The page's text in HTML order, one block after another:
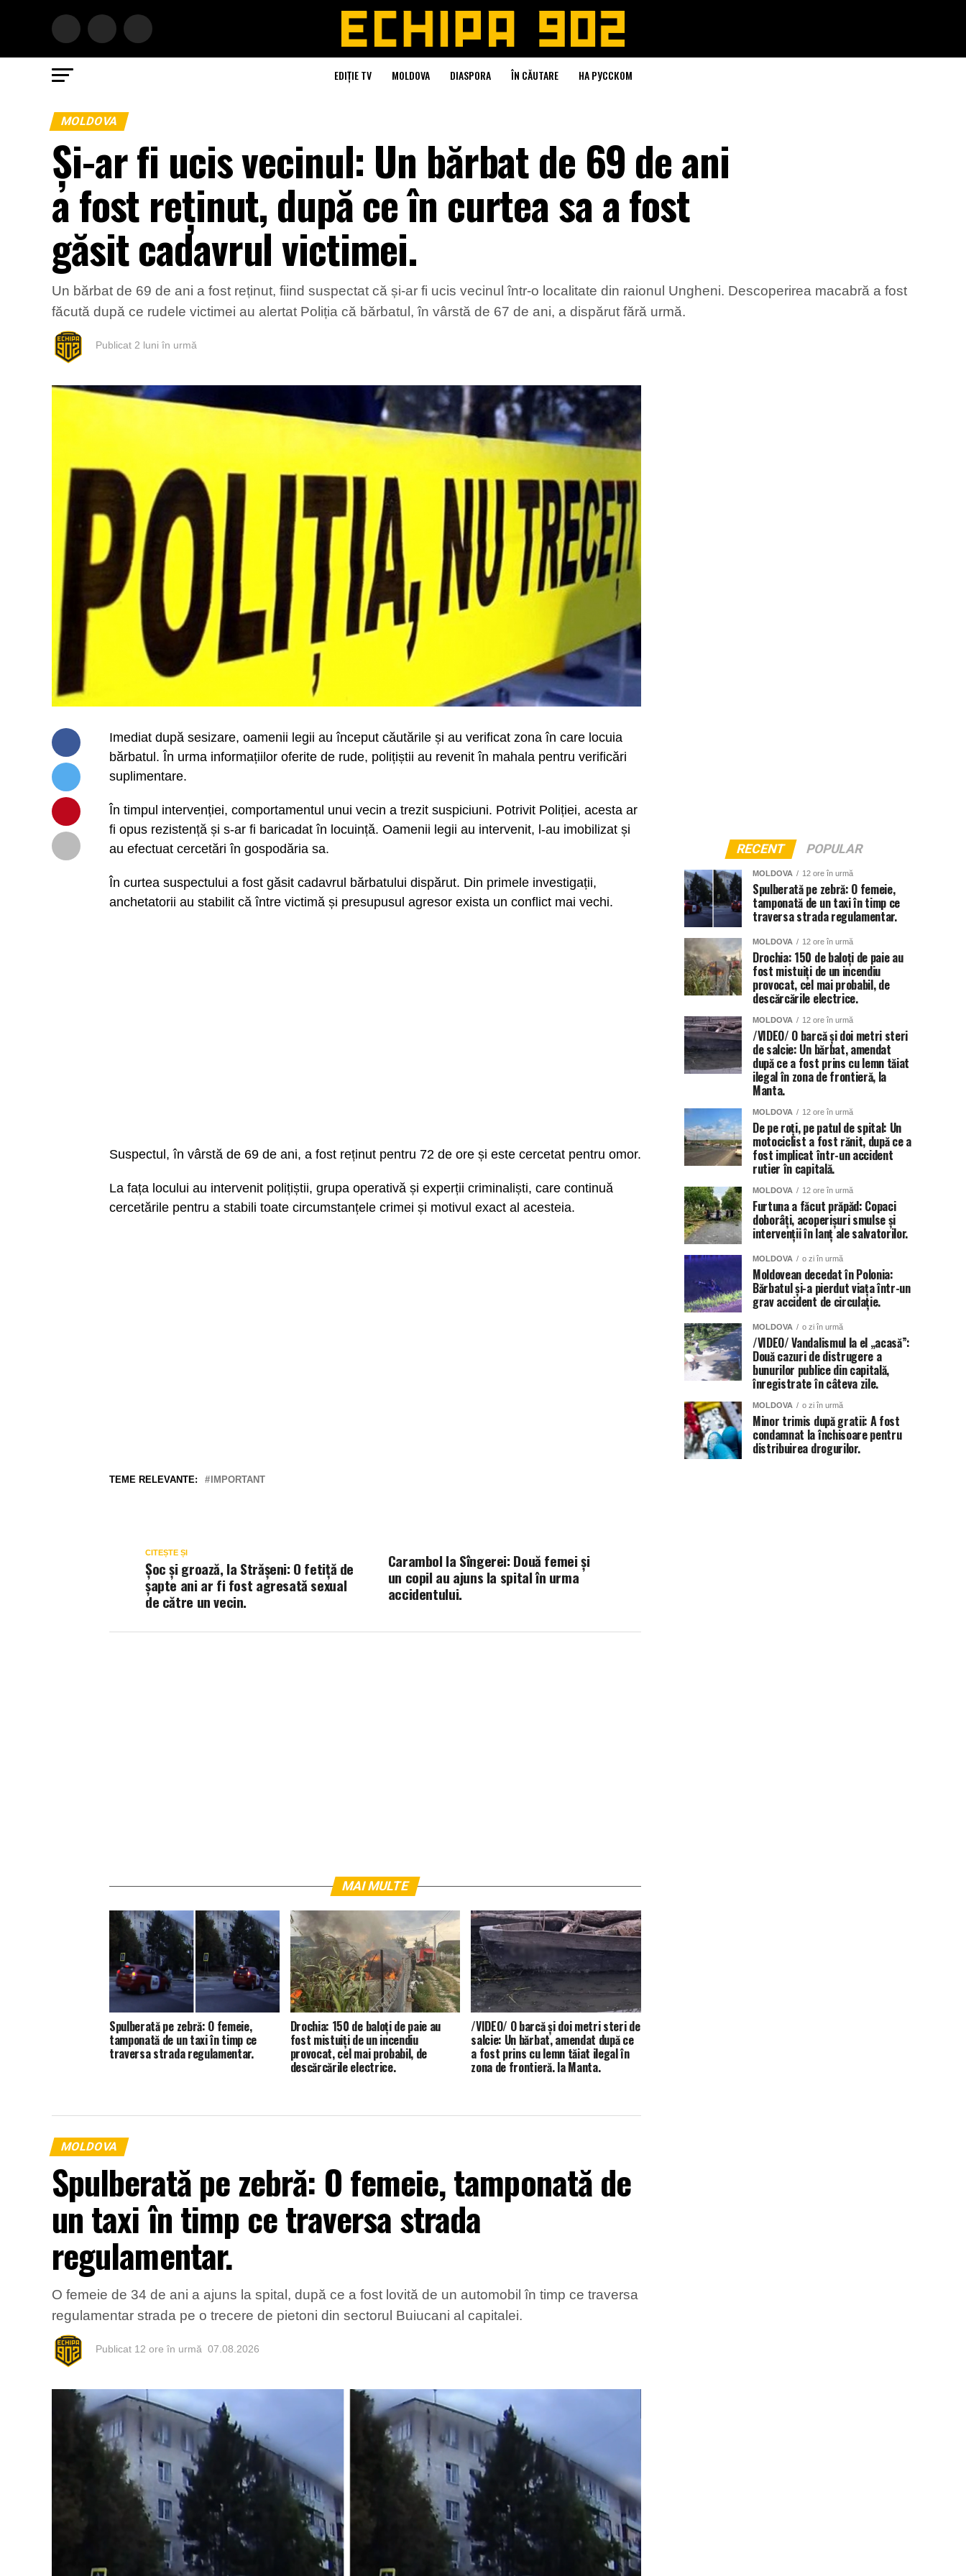
EDIȚIE TV MOLDOVA DIASPORA ÎN CĂUTARE НА РУССКОМ
MOLDOVA
Și-ar fi ucis vecinul: Un bărbat de 69 de ani
a fost reținut, după ce în curtea sa a fost
găsit cadavrul victimei.
Un bărbat de 69 de ani a fost reținut, fiind suspectat că și-ar fi ucis vecinul într-o localitate din raionul Ungheni. Descoperirea macabră a fost
făcută după ce rudele victimei au alertat Poliția că bărbatul, în vârstă de 67 de ani, a dispărut fără urmă.
Publicat 2 luni în urmă
Imediat după sesizare, oamenii legii au început căutările și au verificat zona în care locuia
bărbatul. În urma informațiilor oferite de rude, polițiștii au revenit în mahala pentru verificări
suplimentare.
În timpul intervenției, comportamentul unui vecin a trezit suspiciuni. Potrivit Poliției, acesta ar
fi opus rezistență și s-ar fi baricadat în locuință. Oamenii legii au intervenit, l-au imobilizat și
au efectuat cercetări în gospodăria sa.
În curtea suspectului a fost găsit cadavrul bărbatului dispărut. Din primele investigații,
anchetatorii au stabilit că între victimă și presupusul agresor exista un conflict mai vechi.
Suspectul, în vârstă de 69 de ani, a fost reținut pentru 72 de ore și este cercetat pentru omor.
La fața locului au intervenit polițiștii, grupa operativă și experții criminaliști, care continuă
cercetările pentru a stabili toate circumstanțele crimei și motivul exact al acesteia.
TEME RELEVANTE: IMPORTANT
Carambol la Sîngerei: Două femei și
un copil au ajuns la spital în urma
accidentului.
CITEȘTE ȘI
Șoc și groază, la Strășeni: O fetiță de
șapte ani ar fi fost agresată sexual
de către un vecin.
MAI MULTE
Spulberată pe zebră: O femeie,
tamponată de un taxi în timp ce
traversa strada regulamentar.
Drochia: 150 de baloți de paie au
fost mistuiți de un incendiu
provocat, cel mai probabil, de
descărcările electrice.
/VIDEO/ O barcă și doi metri steri de
salcie: Un bărbat, amendat după ce
a fost prins cu lemn tăiat ilegal în
zona de frontieră, la Manta.
MOLDOVA
Spulberată pe zebră: O femeie, tamponată de
un taxi în timp ce traversa strada
regulamentar.
O femeie de 34 de ani a ajuns la spital, după ce a fost lovită de un automobil în timp ce traversa
regulamentar strada pe o trecere de pietoni din sectorul Buiucani al capitalei.
Publicat 12 ore în urmă 07.08.2026
RECENT POPULAR
MOLDOVA 12 ore în urmă
Spulberată pe zebră: O femeie,
tamponată de un taxi în timp ce
traversa strada regulamentar.
MOLDOVA 12 ore în urmă
Drochia: 150 de baloți de paie au
fost mistuiți de un incendiu
provocat, cel mai probabil, de
descărcările electrice.
MOLDOVA 12 ore în urmă
/VIDEO/ O barcă și doi metri steri
de salcie: Un bărbat, amendat
după ce a fost prins cu lemn tăiat
ilegal în zona de frontieră, la
Manta.
MOLDOVA 12 ore în urmă
De pe roți, pe patul de spital: Un
motociclist a fost rănit, după ce a
fost implicat într-un accident
rutier în capitală.
MOLDOVA 12 ore în urmă
Furtuna a făcut prăpăd: Copaci
doborâți, acoperișuri smulse și
intervenții în lanț ale salvatorilor.
MOLDOVA o zi în urmă
Moldovean decedat în Polonia:
Bărbatul și-a pierdut viața într-un
grav accident de circulație.
MOLDOVA o zi în urmă
/VIDEO/ Vandalismul la el „acasă”:
Două cazuri de distrugere a
bunurilor publice din capitală,
înregistrate în câteva zile.
MOLDOVA o zi în urmă
Minor trimis după gratii: A fost
condamnat la închisoare pentru
distribuirea drogurilor.